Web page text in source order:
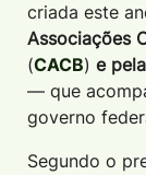
criada este
Associações
(CACB) e pela
— que
governo
Segundo o